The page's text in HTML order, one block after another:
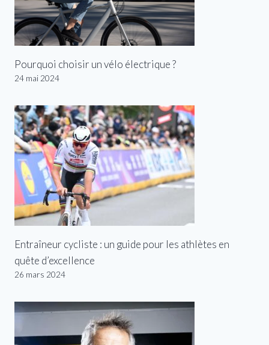
Pourquoi choisir un vélo électrique ?
24 mai 2024
Entraîneur cycliste : un guide pour les athlètes en
quête d’excellence
26 mars 2024